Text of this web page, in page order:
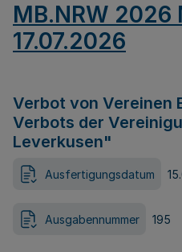
MB.NRW 2026
17.07.2026
Verbot von Vereinen
Verbots der
Leverkusen"
Ausfertigungsdatum
Ausgabennummer 195